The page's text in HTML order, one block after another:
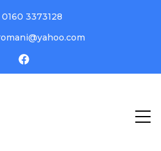
0160 3373128